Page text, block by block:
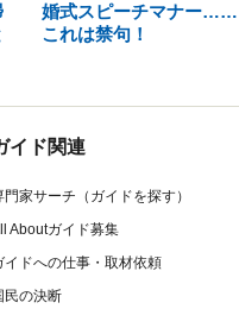
婚式スピーチマナー……
これは禁句！
イド関連
門家サーチ（ガイドを探す）
Aboutガイド募集
イドへの仕事・取材依頼
民の決断